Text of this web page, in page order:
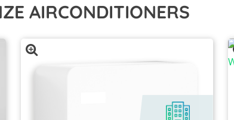
AIRCONDITIONERS